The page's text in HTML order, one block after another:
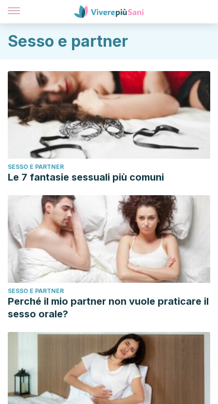
Sesso e partner
SESSO E PARTNER
Le 7 fantasie sessuali più comuni
SESSO E PARTNER
Perché il mio partner non vuole praticare il
sesso orale?